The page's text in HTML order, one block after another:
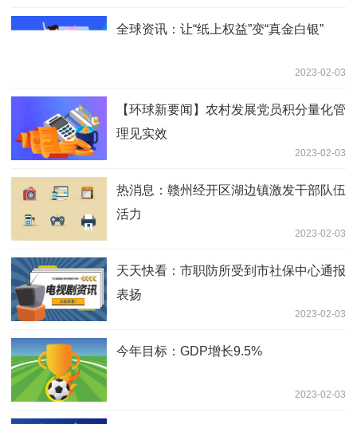
全球资讯：让“纸上权益”变“真金白银”
2023-02-03
【环球新要闻】农村发展党员积分量化管
理见实效
2023-02-03
热消息：赣州经开区湖边镇激发干部队伍
活力
2023-02-03
天天快看：市职防所受到市社保中心通报
表扬
2023-02-03
今年目标：GDP增长9.5%
2023-02-03